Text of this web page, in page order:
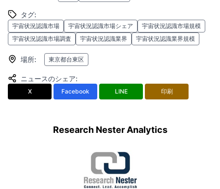
タグ:
宇宙状況認識市場 宇宙状況認識市場シェア
宇宙状況認識市場規模
宇宙状況認識市場調査
宇宙状況認識業界 宇宙状況認識業界規模
場所: 東京都台東区
ニュースのシェア:
X Facebook LINE 印刷
Research Nester Analytics